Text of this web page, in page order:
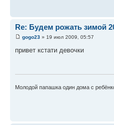
Re: Будем рожать зимой
gogo23 » 19 июл 2009, 05:57
привет кстати девочки
Молодой папашка один дома с